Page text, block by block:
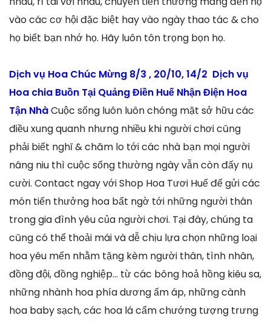
vào các cơ hội đặc biệt hay vào ngày thao tác & cho
họ biết bạn nhớ họ. Hãy luôn tôn trọng bọn họ.
Dịch vụ Hoa Chúc Mừng 8/3 , 20/10, 14/2 Dịch vụ
Hoa chia Buồn Tại Quảng Điền Huế Nhận Điện Hoa
Tận NhàCuộc sống luôn luôn chóng mặt sở hữu các
điều xung quanh nhưng nhiều khi người chơi cũng
phải biết nghĩ & chăm lo tới các nhà bạn mọi người
nâng niu thì cuộc sống thường ngày vẫn còn đấy nụ
cười. Contact ngay với Shop Hoa Tươi Huế để gửi các
món tiến thưởng hoa bất ngờ tới những người thân
trong gia đình yêu của người chơi. Tại đây, chúng ta
cũng có thể thoải mái và dễ chịu lựa chọn những loại
hoa yêu mến nhằm tặng kèm người thân, tình nhân,
đồng đội, đồng nghiệp… từ các bông hoả hồng kiêu sa,
những nhành hoa phía dương ấm áp, những cành
hoa baby sạch, các hoa lá cẩm chướng tượng trưng